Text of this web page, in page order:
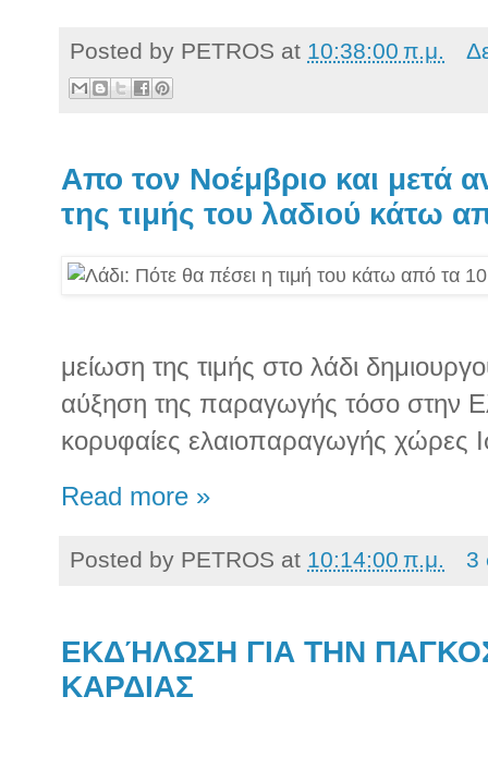
Posted by PETROS at 10:38:00 π.μ.
Απο τον Νοέμβριο και μετά
της τιμής του λαδιού κάτω
μείωση της τιμής στο λάδι
αύξηση της παραγωγής τόσο στην
κορυφαίες ελαιοπαραγωγής χώρες
Read more »
Posted by PETROS at 10:14:00 π.μ. 3
ΕΚΔΉΛΩΣΗ ΓΙΑ ΤΗΝ
ΚΑΡΔΙΑΣ